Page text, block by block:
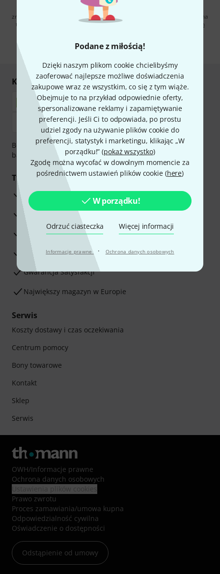
Podane z miłością!
Dzięki naszym plikom cookie chcielibyśmy
zaoferować najlepsze możliwe doświadczenia
zakupowe wraz ze wszystkim, co się z tym wiąże.
Obejmuje to na przykład odpowiednie oferty,
spersonalizowane reklamy i zapamiętywanie
preferencji. Jeśli Ci to odpowiada, po prostu
udziel zgody na używanie plików cookie do
preferencji, statystyk i marketingu, klikając „W
porządku!” (pokaż wszystko)
Zgodę można wycofać w dowolnym momencie za
pośrednictwem ustawień plików cookie (here)
W porządku!
Odrzuć ciasteczka Więcej informacji
Informacje prawne · Ochrona danych osobowych
materialów reklamowych przesyłanych drogą elektroniczną. Możesz
zrezygnować z subskrypcji w dowolnym momencie. Więcej informacji na
temat newslettera można znaleźć w naszych
wytycznych dotyczących
* Wymagany
Kupuj i płać bezpiecznie
Bezpieczna płatność przez Za pobraniem, Przelew
bankowy, PayPal, Blik lub Karta kredytowa.
Twoje korzyści
3-letnia Gwarancja Thomann
30-dniowa gwarancja zwrotu pieniędzy
Serwis Naprawczy
Porada naszych ekspertów
Gwarancja Satysfakcji
Największy magazyn w Europie
Serwis
Koszty dostawy i czas oczekiwania
Centrum pomocy
Bony towarowe
Kontakt
Sklep
Serwis
OWH/Informacje prawne
Ochrona danych osobowych
Prawo zwrotu
Proces zamawiania/umowa kupna
Odpowiedzialność cywilna
Oświadczenie o dostępności
Odstąpienie od umowy